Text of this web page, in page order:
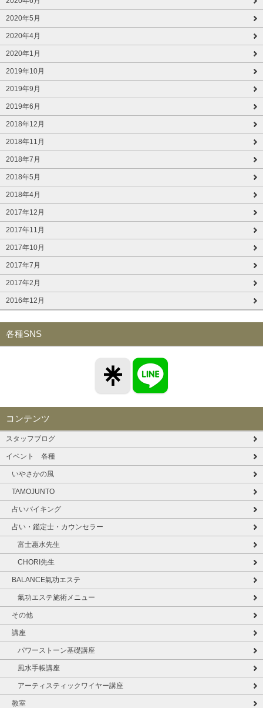
2020年5月
2020年4月
2020年1月
2019年10月
2019年9月
2019年6月
2018年12月
2018年11月
2018年7月
2018年5月
2018年4月
2017年12月
2017年11月
2017年10月
2017年7月
2017年2月
2016年12月
各種SNS
コンテンツ
スタッフブログ
イベント 各種
いやさかの風
TAMOJUNTO
占いバイキング
占い・鑑定士・カウンセラー
富士惠水先生
CHORI先生
BALANCE氣功エステ
氣功エステ施術メニュー
その他
講座
パワーストーン基礎講座
風水手帳講座
アーティスティックワイヤー講座
教室